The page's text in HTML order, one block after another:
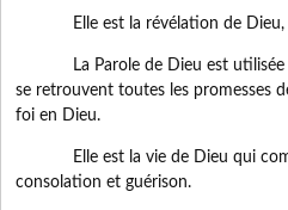
Elle est la révélation de Dieu, de
La Parole de Dieu est utilisée
se retrouvent toutes les promesses
foi en Dieu.
Elle est la vie de Dieu qui
consolation et guérison.